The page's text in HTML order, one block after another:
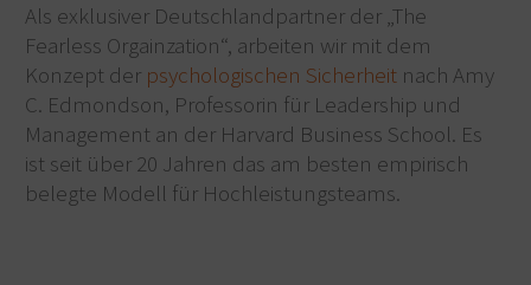
Als exklusiver Deutschlandpartner der „The
Fearless Orgainzation“, arbeiten wir mit dem
Konzept der psychologischen Sicherheit nach Amy
C. Edmondson, Professorin für Leadership und
Management an der Harvard Business School. Es
ist seit über 20 Jahren das am besten empirisch
belegte Modell für Hochleistungsteams.